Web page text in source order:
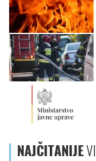
NAJČITANIJE